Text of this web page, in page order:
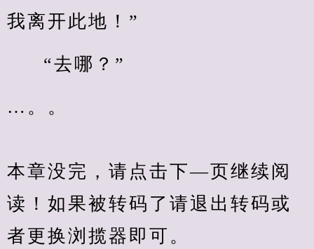
我离开此地！”
“去哪？”
…。。
本章没完，请点击下—页继续阅
读！如果被转码了请退出转码或
者更换浏揽器即可。